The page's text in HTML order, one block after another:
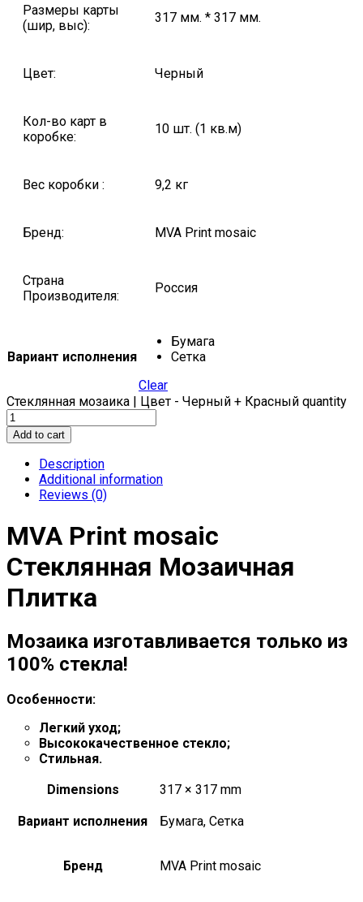
Размеры карты
(шир, выс):
317 мм. * 317 мм.
Цвет: Черный
Кол-во карт в
коробке:
10 шт. (1 кв.м)
Вес коробки : 9,2 кг
Бренд: MVA Print mosaic
Страна
Производителя:
Россия
Вариант исполнения
Бумага
Сетка
Clear
Стеклянная мозаика | Цвет - Черный + Красный quantity
Add to cart
Description
Additional information
Reviews (0)
MVA Print mosaic
Стеклянная Мозаичная
Плитка
Мозаика изготавливается только из
100% стекла!
Особенности:
Легкий уход;
Высококачественное стекло;
Стильная.
Dimensions
317 × 317 mm
Вариант исполнения Бумага, Сетка
Бренд MVA Print mosaic